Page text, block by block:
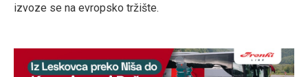
izvoze se na evropsko tržište.